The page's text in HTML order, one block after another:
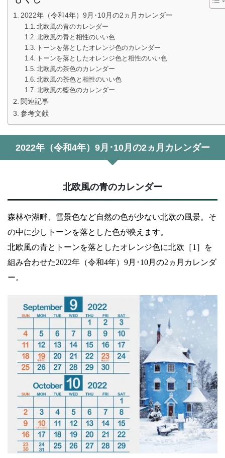
2022年（令和4年）9月･10月の2ヵ月カレンダー
北欧風の青のカレンダー
北欧風の青と相性のいい色
トーンを落としたオレンジ色のカレンダー
トーンを落としたオレンジ色と相性のいい色
北欧風の茶色のカレンダー
北欧風の茶色と相性のいい色
北欧風の藍色のカレンダー
関連記事
参考文献
2022年（令和4年）9月･10月の2ヵ月カレンダー
北欧風の青のカレンダー
森林や湖畔、雪景色など自然の色が少ない北欧の風景。そ
の中に少しトーンを落とした色が映えます。
北欧風の青とトーンを落としたオレンジ色に北欧［1］を
組み合わせた2022年（令和4年）9月･10月の2ヵ月カレンダ
ー。